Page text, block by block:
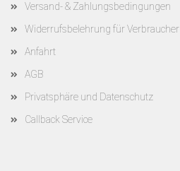
Versand- & Zahlungsbedingungen
Widerrufsbelehrung für Verbraucher
Anfahrt
AGB
Privatsphäre und Datenschutz
Callback Service